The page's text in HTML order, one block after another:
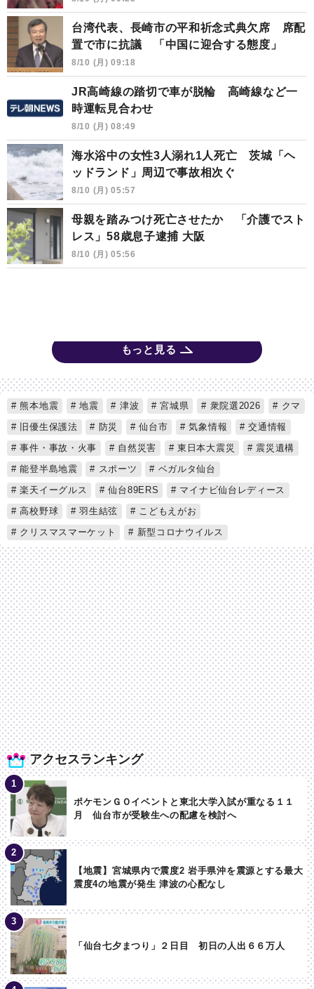
台湾代表、長崎市の平和祈念式典欠席 席配
置で市に抗議 「中国に迎合する態度」
8/10 (月) 09:18
JR高崎線の踏切で車が脱輪 高崎線など一
時運転見合わせ
8/10 (月) 08:49
海水浴中の女性3人溺れ1人死亡 茨城「ヘ
ッドランド」周辺で事故相次ぐ
8/10 (月) 05:57
母親を踏みつけ死亡させたか 「介護でスト
レス」58歳息子逮捕 大阪
8/10 (月) 05:56
もっと見る
アクセスランキング
ポケモンＧＯイベントと東北大学入試が重なる１１
月 仙台市が受験生への配慮を検討へ
【地震】宮城県内で震度2 岩手県沖を震源とする最大
震度4の地震が発生 津波の心配なし
「仙台七夕まつり」２日目 初日の人出６６万人
熊本地震 地震 津波 宮城県 衆院選2026
クマ
旧優生保護法
防災 仙台市 気象情報
交通情報
事件・事故・火事
自然災害 東日本大震災
震災遺構
能登半島地震
スポーツ
ベガルタ仙台
楽天イーグルス
仙台89ERS
マイナビ仙台レディース
高校野球
羽生結弦
こどもえがお
クリスマスマーケット
新型コロナウイルス